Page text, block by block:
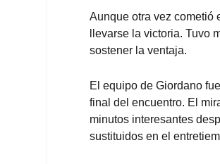
Aunque otra vez cometió
llevarse la victoria. Tuvo
sostener la ventaja.
El equipo de Giordano
final del encuentro. El
minutos interesantes
sustituidos en el